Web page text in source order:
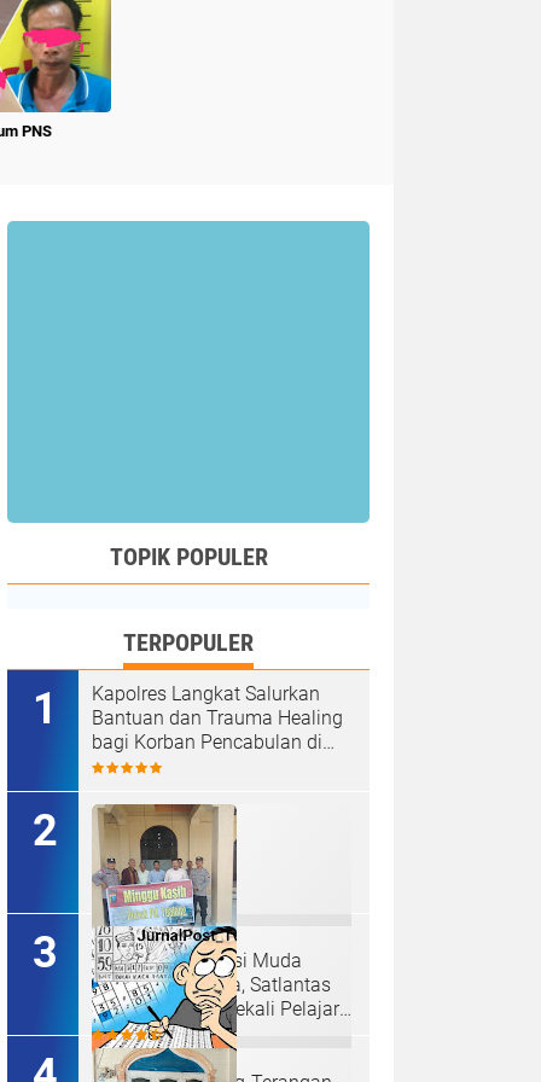
PNS
TOPIK POPULER
TERPOPULER
Kapolres Langkat Salurkan
Bantuan dan Trauma Healing
bagi Korban Pencabulan di
Secanggang.
Ciptakan Generasi Muda
Tertib Berkendara, Satlantas
Polres Langkat Bekali Pelajar
SMP.